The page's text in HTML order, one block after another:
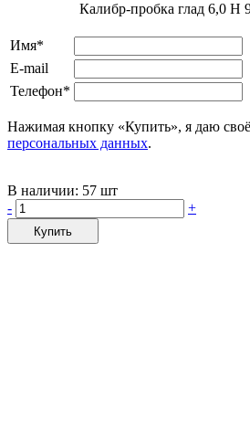
Калибр-пробка глад 6,0
Имя*
E-mail
Телефон*
Нажимая кнопку «Купить», я даю своё
персональных данных.
В наличии: 57 шт
-
+
Купить